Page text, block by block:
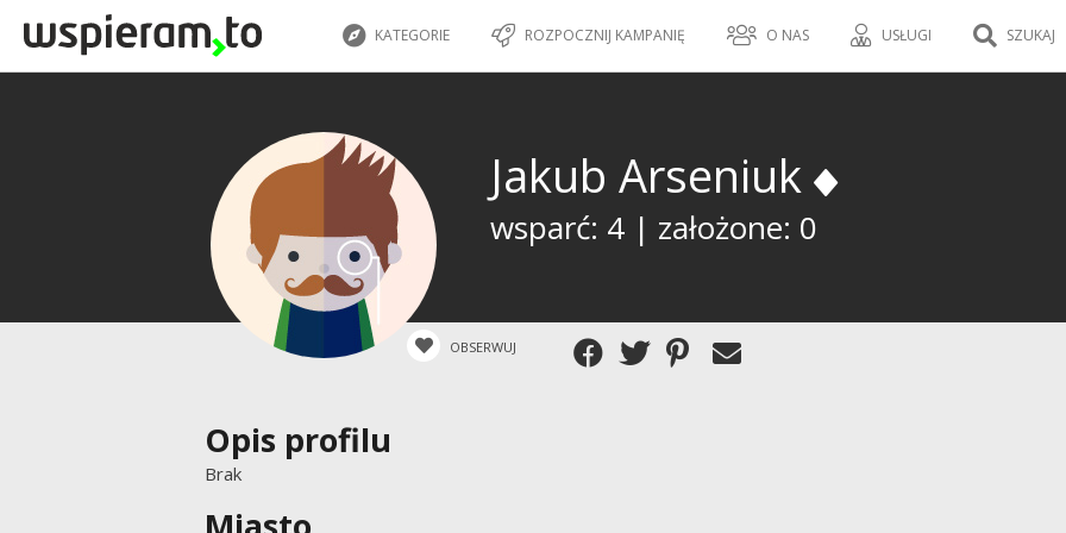
KATEGORIE ROZPOCZNIJ KAMPANIĘ O NAS USŁUGI SZUKAJ
Jakub Arseniuk
wsparć: 4 | założone: 0
OBSERWUJ
Opis profilu
Brak